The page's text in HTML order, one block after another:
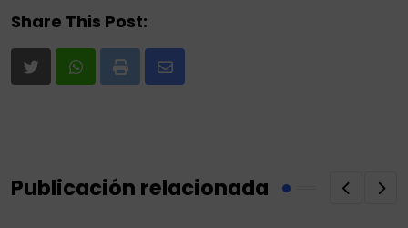
Share This Post:
Print
Share
Publicación relacionada